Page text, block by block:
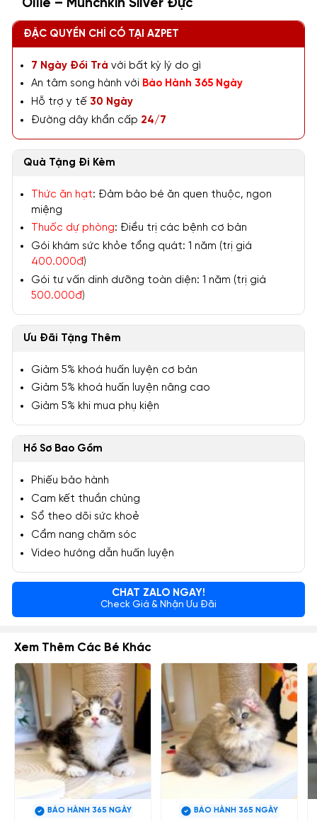
Ollie – Munchkin Silver Đực
ĐẶC QUYỀN CHỈ CÓ TẠI AZPET
7 Ngày Đổi Trả với bất kỳ lý do gì
An tâm song hành với Bảo Hành 365 Ngày
Hỗ trợ y tế 30 Ngày
Đường dây khẩn cấp 24/7
Quà Tặng Đi Kèm
Thức ăn hạt: Đảm bảo bé ăn quen thuộc, ngon
miệng
Thuốc dự phòng: Điều trị các bệnh cơ bản
Gói khám sức khỏe tổng quát: 1 năm (trị giá
400.000đ)
Gói tư vấn dinh dưỡng toàn diện: 1 năm (trị giá
500.000đ)
Ưu Đãi Tặng Thêm
Giảm 5% khoá huấn luyện cơ bản
Giảm 5% khoá huấn luyện nâng cao
Giảm 5% khi mua phụ kiện
Hồ Sơ Bao Gồm
Phiếu bảo hành
Cam kết thuần chủng
Sổ theo dõi sức khoẻ
Cẩm nang chăm sóc
Video hướng dẫn huấn luyện
CHAT ZALO NGAY!
Check Giá & Nhận Ưu Đãi
Xem Thêm Các Bé Khác
BẢO HÀNH 365 NGÀY BẢO HÀNH 365 NGÀY